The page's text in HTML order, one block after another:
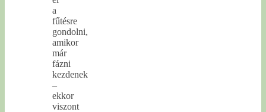
a
fűtésre
gondolni,
amikor
már
fázni
kezdenek
–
ekkor
viszont